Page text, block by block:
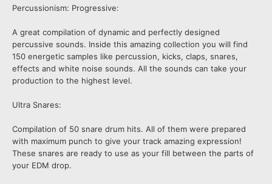
Percussionism: Progressive:
A great compilation of dynamic and perfectly designed
percussive sounds. Inside this amazing collection you will find
150 energetic samples like percussion, kicks, claps, snares,
effects and white noise sounds. All the sounds can take your
production to the highest level.
Ultra Snares:
Compilation of 50 snare drum hits. All of them were prepared
with maximum punch to give your track amazing expression!
These snares are ready to use as your fill between the parts of
your EDM drop.